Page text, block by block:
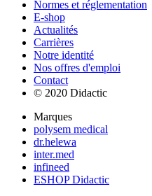
Normes et réglementation
E-shop
Actualités
Carrières
Notre identité
Nos offres d'emploi
Contact
© 2020 Didactic
Marques
polysem medical
dr.helewa
inter.med
infineed
ESHOP Didactic